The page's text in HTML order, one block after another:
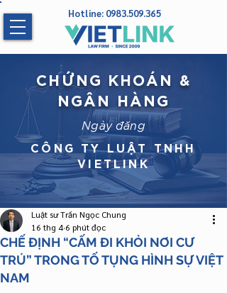
Hotline: 0983.509.365
CHỨNG KHOÁN &
NGÂN HÀNG
Ngày đăng
CÔNG TY LUẬT TNHH
VIETLINK
CHẾ ĐỊNH “CẤM ĐI KHỎI NƠI CƯ
TRÚ” TRONG TỐ TỤNG HÌNH SỰ VIỆT
NAM
Luật sư Trần Ngọc Chung
16 thg 4 6 phút đọc